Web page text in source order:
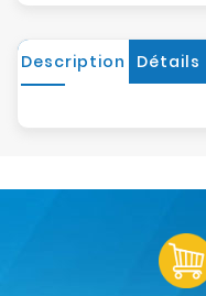
Description Détails